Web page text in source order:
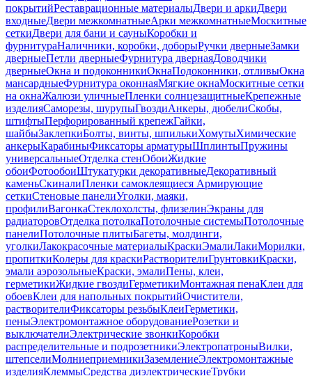
покрытийРеставрационные материалыДвери и аркиДвери
входныеДвери межкомнатныеАрки межкомнатныеМоскитные
сеткиДвери для бани и сауныКоробки и
фурнитураНаличники, коробки, доборыРучки дверныеЗамки
дверныеПетли дверныеФурнитура двернаяДоводчики
дверныеОкна и подоконникиОкнаПодоконники, отливыОкна
мансардныеФурнитура оконнаяМягкие окнаМоскитные сетки
на окнаЖалюзи уличныеПленки солнцезащитныеКрепежные
изделияСаморезы, шурупыГвоздиАнкеры, дюбелиСкобы,
штифтыПерфорированный крепежГайки,
шайбыЗаклепкиБолты, винты, шпилькиХомутыХимические
анкерыКарабиныФиксаторы арматурыШплинтыПружины
универсальныеОтделка стенОбоиЖидкие
обоиФотообоиШтукатурки декоративныеДекоративный
каменьСкиналиПленки самоклеящиеся Армирующие
сеткиСтеновые панелиУголки, маяки,
профилиВагонкаСтеклохолсты, флизелинЭкраны для
радиаторовОтделка потолкаПотолочные системыПотолочные
панелиПотолочные плитыБагеты, молдинги,
уголкиЛакокрасочные материалыКраскиЭмалиЛакиМорилки,
пропиткиКолеры для краскиРастворителиГрунтовкиКраски,
эмали аэрозольныеКраски, эмалиПены, клеи,
герметикиЖидкие гвоздиГерметикиМонтажная пенаКлеи для
обоевКлеи для напольных покрытийОчистители,
растворителиФиксаторы резьбыКлеиГерметики,
пеныЭлектромонтажное оборудованиеРозетки и
выключателиЭлектрические звонкиКоробки
распределительные и подрозетникиЭлектропатроныВилки,
штепселиМолниеприемникиЗаземлениеЭлектромонтажные
изделияКлеммыСредства диэлектрическиеТрубки